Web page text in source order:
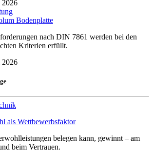
2026
Bodenplatte
nach DIN 7861 werden bei den
Kriterien erfüllt.
2026
als Wettbewerbsfaktor
belegen kann, gewinnt – am
beim Vertrauen.